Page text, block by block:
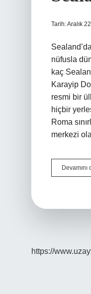
Tarih: Aralık
nüfusla
kaç
Karayip
resmi bir
hiçbir
Roma
merkezi
Devamını
https://